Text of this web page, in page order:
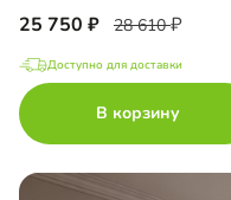
25 750 28 610
Доступно для доставки
В корзину